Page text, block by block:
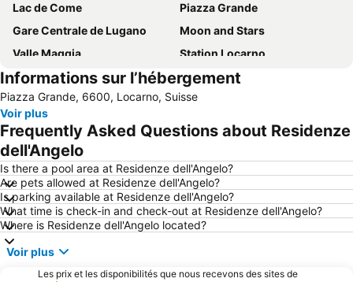
Lac de Come
Piazza Grande
Gare Centrale de Lugano
Moon and Stars
Valle Maggia
Station Locarno
Passo del San Bernardino
FoxTown Mendrisio
Gandria
Grande Lido Ascona
Swissminiatur
Vallée d'Onsernone
Lido di Cannobio
Castagnola
Casinò di Campione
Lido de Lugano
San Domenico Ski
Pass San Gottardo
Locarno Film Festival
Iles de Brissago
Cannero Riviera Lido
Centro
Informations sur l’hébergement
Piazza Grande, 6600, Locarno, Suisse
Voir plus
Frequently Asked Questions about Residenze
dell'Angelo
Is there a pool area at Residenze dell'Angelo?
Are pets allowed at Residenze dell'Angelo?
Is parking available at Residenze dell'Angelo?
What time is check-in and check-out at Residenze dell'Angelo?
Where is Residenze dell'Angelo located?
Voir plus
Les prix et les disponibilités que nous recevons des sites de